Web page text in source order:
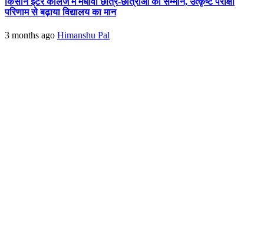
परिणाम से बढ़ाया विद्यालय का मान
3 months ago Himanshu Pal